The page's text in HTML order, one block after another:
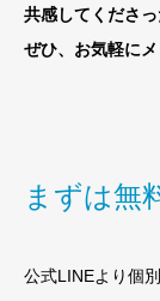
共感してくださっ
ぜひ、お気軽に
まずは無
公式LINEより個